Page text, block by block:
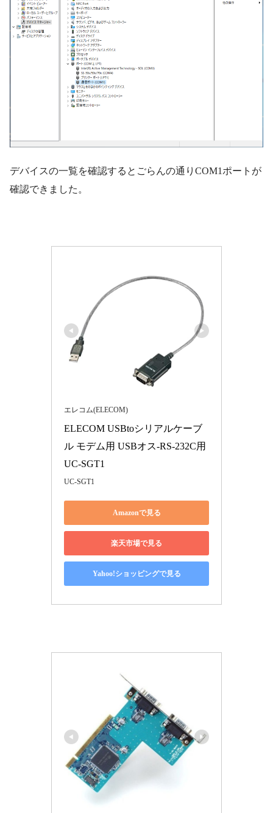
デバイスの一覧を確認するとごらんの通りCOM1ポートが
確認できました。
エレコム(ELECOM)
ELECOM USBtoシリアルケーブ
ル モデム用 USBオス-RS-232C用
UC-SGT1
UC-SGT1
Amazonで見る
楽天市場で見る
Yahoo!ショッピングで見る